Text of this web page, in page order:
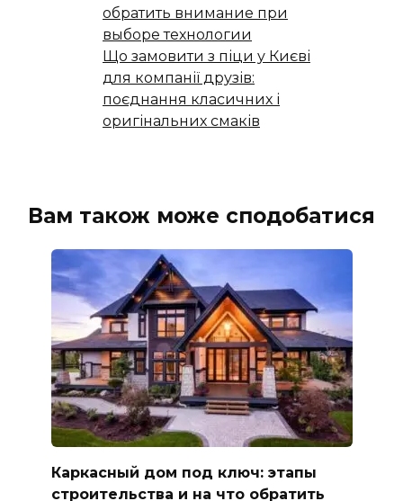
обратить внимание при
выборе технологии
Що замовити з піци у Києві
для компанії друзів:
поєднання класичних і
оригінальних смаків
Вам також може сподобатися
Каркасный дом под ключ: этапы
строительства и на что обратить